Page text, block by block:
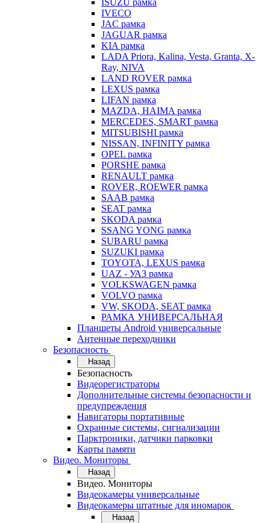
ISUZU рамка
IVECO
JAC рамка
JAGUAR рамка
KIA рамка
LADA Priora, Kalina, Vesta, Granta, X-
Ray, NIVA
LAND ROVER рамка
LEXUS рамка
LIFAN рамка
MAZDA, HAIMA рамка
MERCEDES, SMART рамка
MITSUBISHI рамка
NISSAN, INFINITY рамка
OPEL рамка
PORSHE рамка
RENAULT рамка
ROVER, ROEWER рамка
SAAB рамка
SEAT рамка
SKODA рамка
SSANG YONG рамка
SUBARU рамка
SUZUKI рамка
TOYOTA, LEXUS рамка
UAZ - УАЗ рамка
VOLKSWAGEN рамка
VOLVO рамка
VW, SKODA, SEAT рамка
РАМКА УНИВЕРСАЛЬНАЯ
Планшеты Android универсальные
Антенные переходники
Безопасность
Назад
Безопасность
Видеорегистраторы
Дополнительные системы безопасности и
предупреждения
Навигаторы портативные
Охранные системы, сигнализации
Парктроники, датчики парковки
Карты памяти
Видео. Мониторы
Назад
Видео. Мониторы
Видеокамеры универсальные
Видеокамеры штатные для иномарок
Назад